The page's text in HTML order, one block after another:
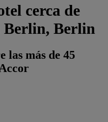
cerca de
Berlin, Berlin
las más de 45